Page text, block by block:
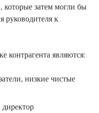
которые затем могли бы
руководителя к
контрагента являются:
низкие чистые